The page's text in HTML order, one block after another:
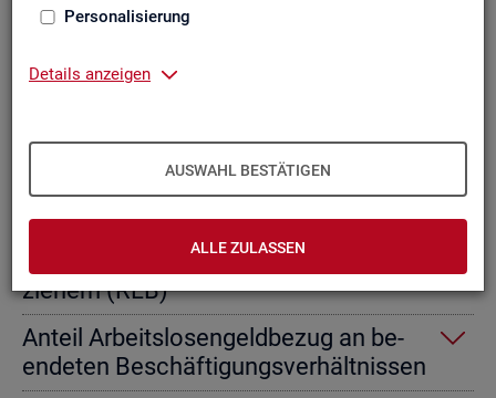
Personalisierung
Details anzeigen
AUSWAHL BESTÄTIGEN
ALLE ZULASSEN
Ab­gangs­ra­te er­werbs­fä­hi­ge Leis­
tungs­be­rech­tig­te
Leis­tungs­be­rech­tig­te
Ab­gangs­ra­te von Ar­beits­lo­sen­geld­
emp­fän­gern
Ab­gangs­ra­te von Re­gel­leis­tungs­be­
zie­hern (RLB)
An­teil Ar­beits­lo­sen­geld­be­zug an be­
en­de­ten Be­schäf­ti­gungs­ver­hält­nis­sen